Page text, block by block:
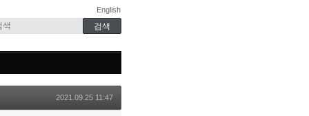
English
2021.09.25 11:47